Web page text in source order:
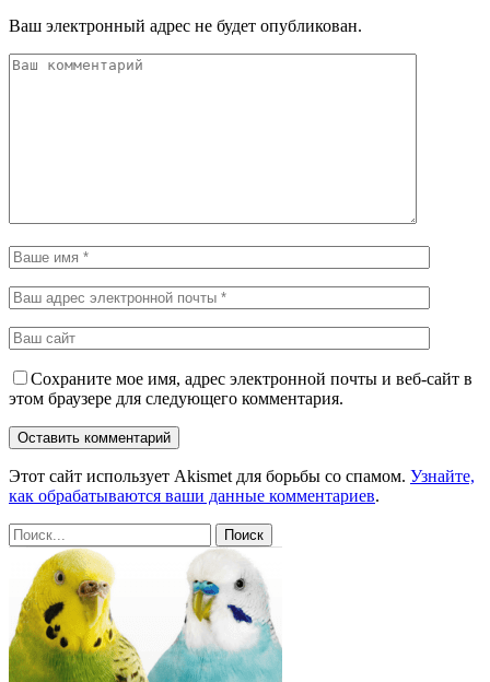
Ваш электронный адрес не будет опубликован.
Сохраните мое имя, адрес электронной почты и веб-сайт в
этом браузере для следующего комментария.
Этот сайт использует Akismet для борьбы со спамом. Узнайте,
как обрабатываются ваши данные комментариев.